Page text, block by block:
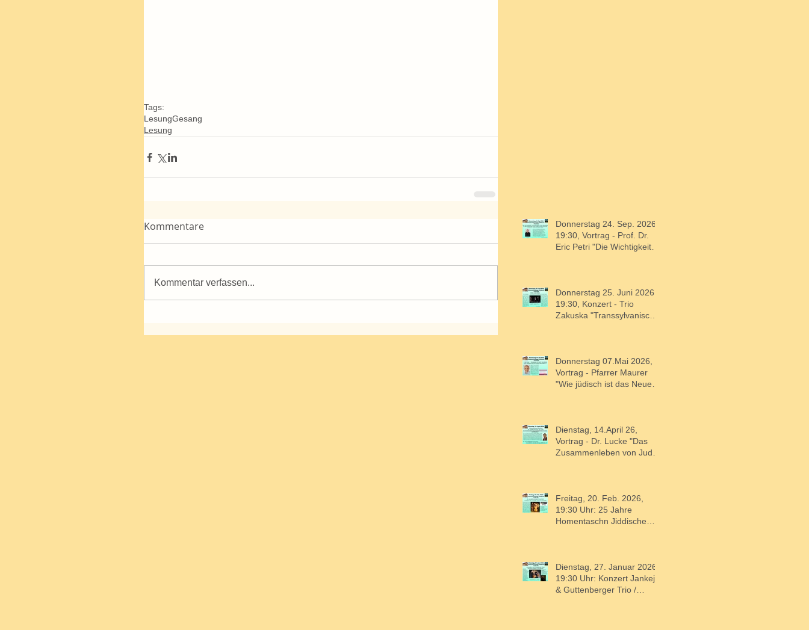
Tags:
LesungGesang
Lesung
Kommentare
Kommentar verfassen...
Donnerstag 24. Sep. 2026 -
19:30, Vortrag - Prof. Dr.
Eric Petri "Die Wichtigkeit
Donnerstag 25. Juni 2026 -
19:30, Konzert - Trio
Zakuska "Transsylvanische
Donnerstag 07.Mai 2026,
Vortrag - Pfarrer Maurer
"Wie jüdisch ist das Neue
Dienstag, 14.April 26,
Vortrag - Dr. Lucke "Das
Zusammenleben von Juden
Freitag, 20. Feb. 2026,
19:30 Uhr: 25 Jahre
Homentaschn Jiddische
Dienstag, 27. Januar 2026,
19:30 Uhr: Konzert Jankeje
& Guttenberger Trio /